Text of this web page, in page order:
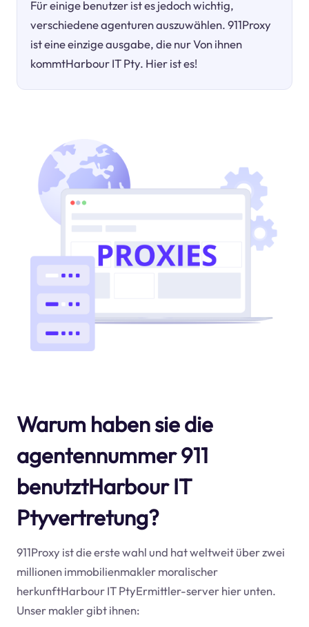
Für einige benutzer ist es jedoch wichtig,
verschiedene agenturen auszuwählen. 911Proxy
ist eine einzige ausgabe, die nur Von ihnen
kommtHarbour IT Pty. Hier ist es!
Warum haben sie die
agentennummer 911
benutztHarbour IT
Ptyvertretung?
911Proxy ist die erste wahl und hat weltweit über zwei
millionen immobilienmakler moralischer
herkunftHarbour IT PtyErmittler-server hier unten.
Unser makler gibt ihnen: